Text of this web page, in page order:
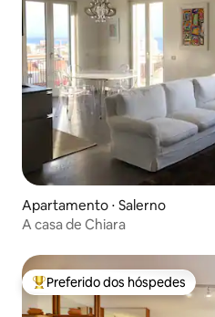
Apartamento ⋅ Salerno
A casa de Chiara
Entre os melhores preferidos
Preferido dos hóspedes